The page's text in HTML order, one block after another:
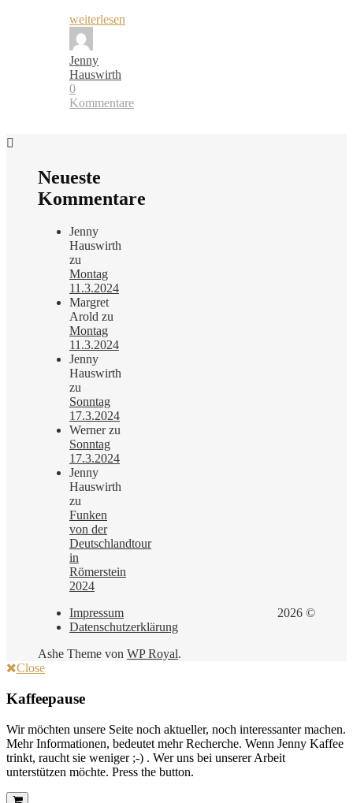
weiterlesen
Jenny
Hauswirth
0
Kommentare
Neueste
Kommentare
Jenny
Hauswirth
zu
Montag
11.3.2024
Margret
Arold zu
Montag
11.3.2024
Jenny
Hauswirth
zu
Sonntag
17.3.2024
Wernerzu
Sonntag
17.3.2024
Jenny
Hauswirth
zu
Funken
von der
Deutschlandtour
in
Römerstein
2024
2026 ©
Impressum
Datenschutzerklärung
Ashe Theme von WP Royal.
Close
Kaffeepause
Wir möchten unsere Seite noch aktueller, noch interessanter machen.
Mehr Informationen, bedeutet mehr Recherche. Wenn Jenny Kaffee
trinkt, raucht sie weniger ;-) . Wer uns bei unserer Arbeit
unterstützen möchte. Press the button.